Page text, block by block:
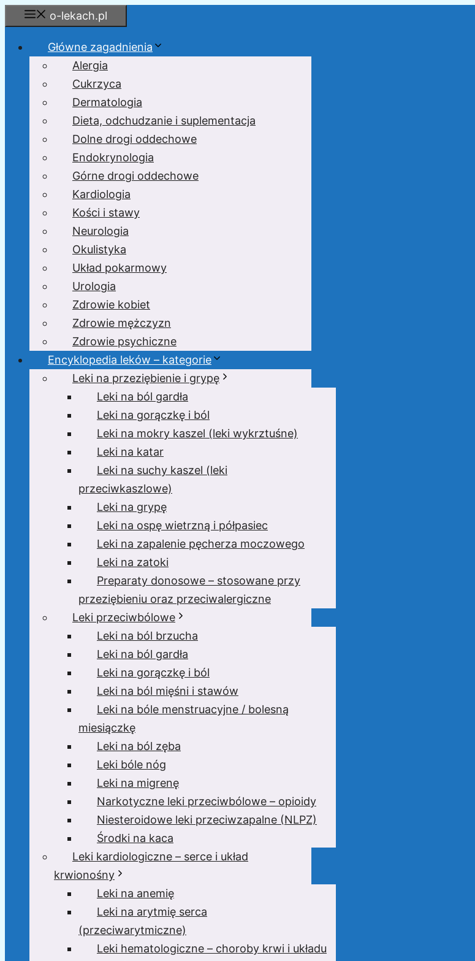
Przejdź
do
o-lekach.pl
Główne zagadnienia
Alergia
Cukrzyca
Dermatologia
Dieta, odchudzanie i suplementacja
Dolne drogi oddechowe
Endokrynologia
Górne drogi oddechowe
Kardiologia
Kości i stawy
Neurologia
Okulistyka
Układ pokarmowy
Urologia
Zdrowie kobiet
Zdrowie mężczyzn
Zdrowie psychiczne
Encyklopedia leków – kategorie
Leki na przeziębienie i grypę
Leki na ból gardła
Leki na gorączkę i ból
Leki na mokry kaszel (leki wykrztuśne)
Leki na katar
Leki na suchy kaszel (leki
przeciwkaszlowe)
Leki na grypę
Leki na ospę wietrzną i półpasiec
Leki na zapalenie pęcherza moczowego
Leki na zatoki
Preparaty donosowe – stosowane przy
przeziębieniu oraz przeciwalergiczne
Leki przeciwbólowe
Leki na ból brzucha
Leki na ból gardła
Leki na gorączkę i ból
Leki na ból mięśni i stawów
Leki na bóle menstruacyjne / bolesną
miesiączkę
Leki na ból zęba
Leki bóle nóg
Leki na migrenę
Narkotyczne leki przeciwbólowe – opioidy
Niesteroidowe leki przeciwzapalne (NLPZ)
Środki na kaca
Leki kardiologiczne – serce i układ
krwionośny
Leki na anemię
Leki na arytmię serca
(przeciwarytmiczne)
Leki hematologiczne – choroby krwi i układu